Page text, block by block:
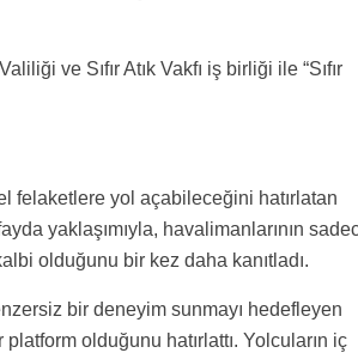
ve Sıfır Atık Vakfı iş birliği ile “Sıfır
felaketlere yol açabileceğini hatırlatan
yaklaşımıyla, havalimanlarının
olduğunu bir kez daha kanıtladı.
bir deneyim sunmayı hedefleyen
olduğunu hatırlattı. Yolcuların iç